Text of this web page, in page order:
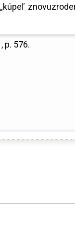
p. 576.